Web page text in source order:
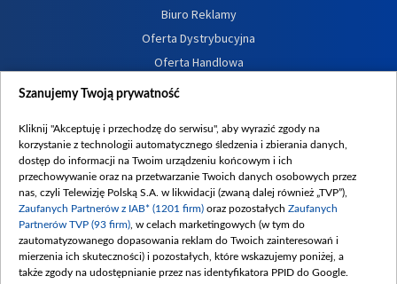
Biuro Reklamy
Oferta Dystrybucyjna
Oferta Handlowa
Dostępność
Procedura zgłoszeń wewnętrznych
Szanujemy Twoją prywatność
Kliknij "Akceptuję i przechodzę do serwisu", aby wyrazić zgody na
korzystanie z technologii automatycznego śledzenia i zbierania danych,
dostęp do informacji na Twoim urządzeniu końcowym i ich
przechowywanie oraz na przetwarzanie Twoich danych osobowych przez
nas, czyli Telewizję Polską S.A. w likwidacji (zwaną dalej również „TVP”),
Zaufanych Partnerów z IAB* (1201 firm) oraz pozostałych Zaufanych
Partnerów TVP (93 firm) , w celach marketingowych (w tym do
zautomatyzowanego dopasowania reklam do Twoich zainteresowań i
mierzenia ich skuteczności) i pozostałych, które wskazujemy poniżej, a
także zgody na udostępnianie przez nas identyfikatora PPID do Google.